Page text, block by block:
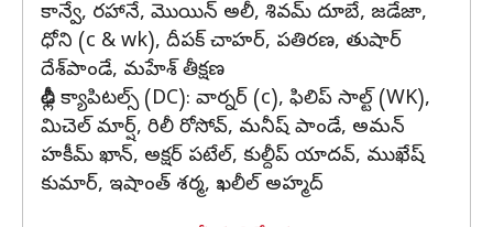
కాన్వే, రహానే, మొయిన్ అలీ, శివమ్ దూబే, జడేజా,
ధోని (c & wk), దీపక్ చాహర్, పతిరణ, తుషార్
దేశ్‌పాండే, మహేశ్ తీక్షణ
ఢిల్లీ క్యాపిటల్స్ (DC): వార్నర్ (c), ఫిలిప్ సాల్ట్ (WK),
మిచెల్ మార్ష్, రిలీ రోసోవ్, మనీష్ పాండే, అమన్
హకీమ్ ఖాన్, అక్షర్ పటేల్, కుల్దీప్ యాదవ్, ముఖేష్
కుమార్, ఇషాంత్ శర్మ, ఖలీల్ అహ్మద్